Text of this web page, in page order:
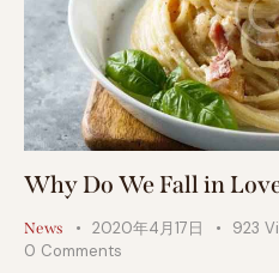
Why Do We Fall in
News 2020年4月17日 923
0 Comments